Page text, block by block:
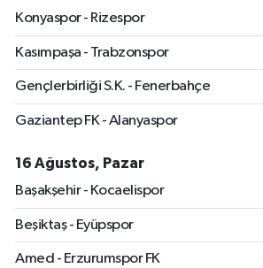
Konyaspor - Rizespor
Kasımpaşa - Trabzonspor
Gençlerbirliği S.K. - Fenerbahçe
Gaziantep FK - Alanyaspor
16 Ağustos, Pazar
Başakşehir - Kocaelispor
Beşiktaş - Eyüpspor
Amed - Erzurumspor FK